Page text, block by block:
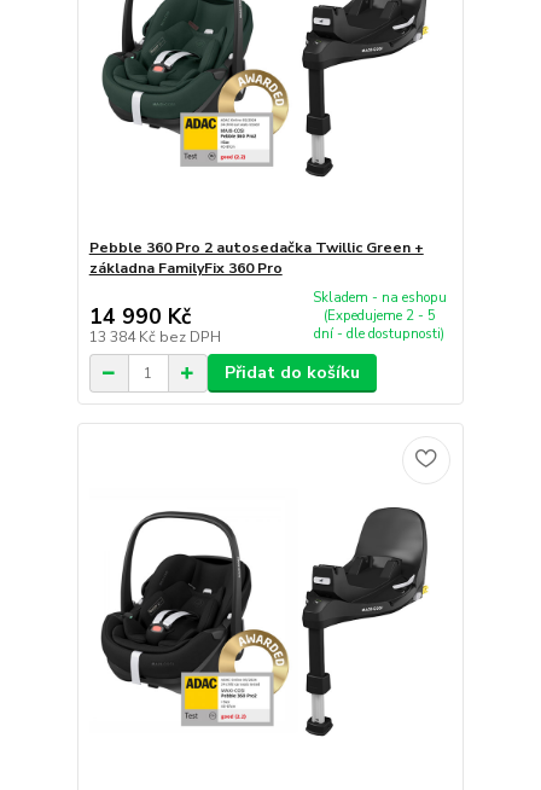
Pebble 360 Pro 2 autosedačka Twillic Green +
základna FamilyFix 360 Pro
14 990 Kč
13 384 Kč bez DPH
Skladem - na eshopu
(Expedujeme 2 - 5
dní - dle dostupnosti)
Přidat do košíku